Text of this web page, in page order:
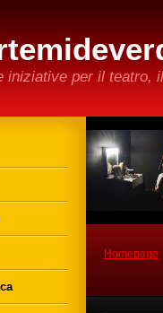
iniziative per il teatro,
Homepage